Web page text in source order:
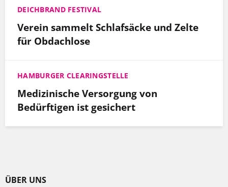
DEICHBRAND FESTIVAL
Verein sammelt Schlafsäcke und Zelte
für Obdachlose
HAMBURGER CLEARINGSTELLE
Medizinische Versorgung von
Bedürftigen ist gesichert
ÜBER UNS